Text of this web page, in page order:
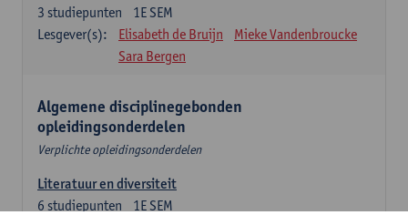
1E SEM
3 studiepunten
Lesgever(s):
Elisabeth de Bruijn
Mieke Vandenbroucke
Sara Bergen
Algemene disciplinegebonden
opleidingsonderdelen
Verplichte opleidingsonderdelen
Literatuur en diversiteit
1E SEM
6 studiepunten